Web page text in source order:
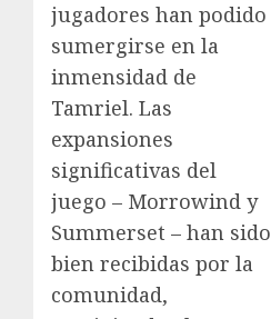
jugadores han podido
sumergirse en la
inmensidad de
Tamriel. Las
expansiones
significativas del
juego – Morrowind y
Summerset – han sido
bien recibidas por la
comunidad,